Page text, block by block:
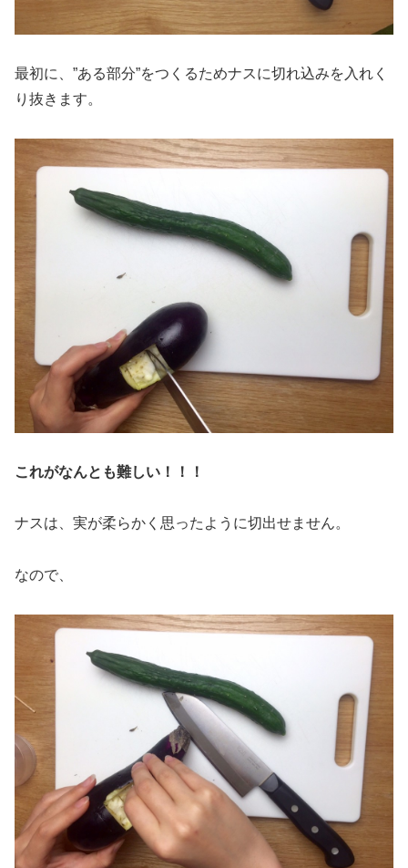
最初に、”ある部分”をつくるためナスに切れ込みを入れく
り抜きます。
これがなんとも難しい！！！
ナスは、実が柔らかく思ったように切出せません。
なので、